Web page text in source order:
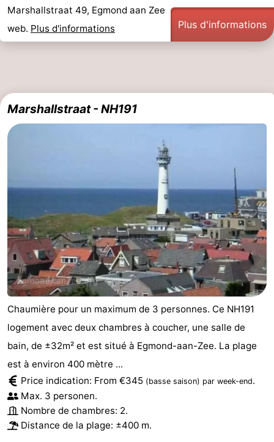
Marshallstraat 49, Egmond aan Zee
web. Plus d'informations Plus d'informations
Marshallstraat - NH191
Chaumière pour un maximum de 3 personnes. Ce NH191
logement avec deux chambres à coucher, une salle de
bain, de ±32m² et est situé à Egmond-aan-Zee. La plage
est à environ 400 mètre ...
Price indication: From €345 (basse saison) par week-end.
Max. 3 personen.
Nombre de chambres: 2.
Distance de la plage: ±400 m.